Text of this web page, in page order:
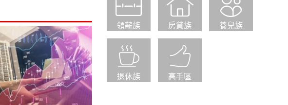
領薪族 房貸族 養兒族
退休族 高手區